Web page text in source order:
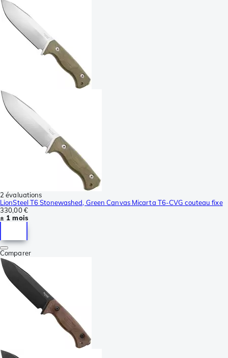
2 évaluations
LionSteel T6 Stonewashed, Green Canvas Micarta T6-CVG couteau fixe
330,00 €
± 1 mois
Comparer